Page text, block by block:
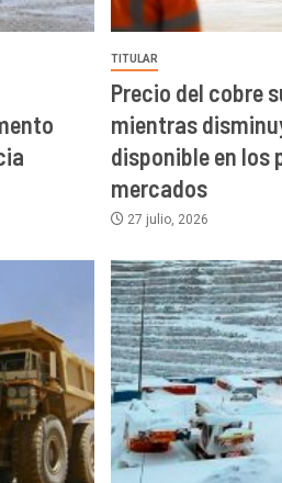
TITULAR
Precio del cobre
mientras
disponible en los
mercados
27 julio, 2026